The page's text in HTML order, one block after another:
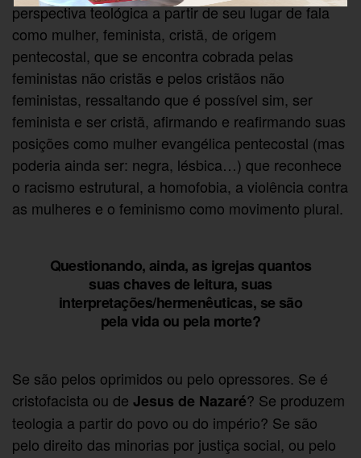
perspectiva teológica a partir de seu lugar de fala
como mulher, feminista, cristã, de origem
pentecostal, que se encontra cobrada pelas
feministas não cristãs e pelos cristãos não
feministas, ressaltando que é possível sim, ser
feminista e ser cristã, afirmando e reafirmando suas
posições como mulher evangélica pentecostal (mas
poderia ainda ser: negra, lésbica…) que reconhece
o racismo estrutural, a homofobia, a violência contra
as mulheres e o feminismo como movimento plural.
Questionando, ainda, as igrejas quantos
suas chaves de leitura, suas
interpretações/hermenêuticas, se são
pela vida ou pela morte?
Se são pelos oprimidos ou pelo opressores. Se é
cristofacista ou deJesus de Nazaré? Se produzem
teologia a partir do povo ou do império? Se são
pelo direito das minorias por justiça social, ou pelo